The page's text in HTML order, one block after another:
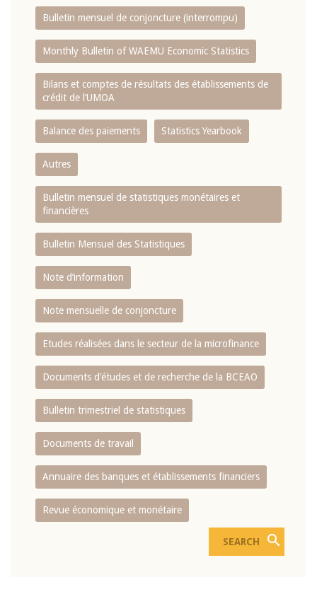
Bulletin mensuel de conjoncture (interrompu)
Monthly Bulletin of WAEMU Economic Statistics
Bilans et comptes de résultats des établissements de
crédit de l‘UMOA
Balance des paiements Statistics Yearbook
Autres
Bulletin mensuel de statistiques monétaires et
financières
Bulletin Mensuel des Statistiques
Note d’information
Note mensuelle de conjoncture
Etudes réalisées dans le secteur de la microfinance
Documents d’études et de recherche de la BCEAO
Bulletin trimestriel de statistiques
Documents de travail
Annuaire des banques et établissements financiers
Revue économique et monétaire